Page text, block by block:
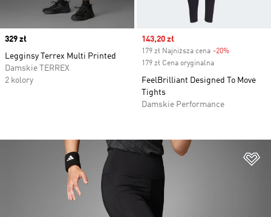
Price
329 zł
Legginsy Terrex Multi Printed
Damskie TERREX
2 kolory
Sale price
143,20 zł
179 zł Najniższa cena -20%
179 zł Cena oryginalna
FeelBrilliant Designed To Move
Tights
Damskie Performance